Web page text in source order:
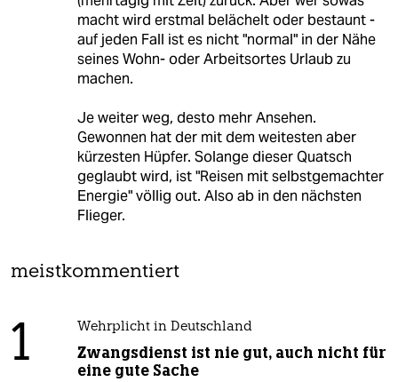
macht wird erstmal belächelt oder bestaunt -
auf jeden Fall ist es nicht "normal" in der Nähe
seines Wohn- oder Arbeitsortes Urlaub zu
machen.
Je weiter weg, desto mehr Ansehen.
Gewonnen hat der mit dem weitesten aber
kürzesten Hüpfer. Solange dieser Quatsch
geglaubt wird, ist "Reisen mit selbstgemachter
Energie" völlig out. Also ab in den nächsten
Flieger.
meistkommentiert
1 Wehrplicht in Deutschland
Zwangsdienst ist nie gut, auch nicht für
eine gute Sache